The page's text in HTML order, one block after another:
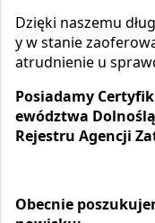
Dzięki naszemu
y w stanie
atrudnienie u
Posiadamy
ewództwa
Rejestru Agencji
Obecnie